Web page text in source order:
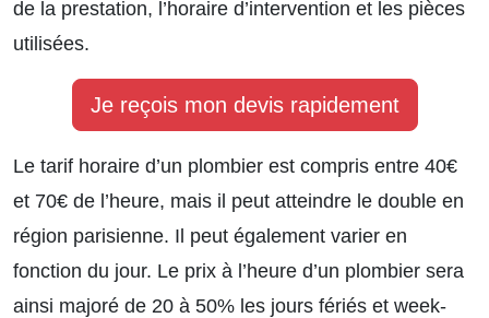
de la prestation, l’horaire d’intervention et les pièces
utilisées.
Je reçois mon devis rapidement
Le tarif horaire d’un plombier est compris entre 40€
et 70€ de l’heure, mais il peut atteindre le double en
région parisienne. Il peut également varier en
fonction du jour. Le prix à l’heure d’un plombier sera
ainsi majoré de 20 à 50% les jours fériés et week-